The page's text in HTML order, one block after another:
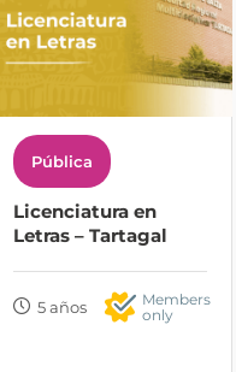
Pública
Licenciatura en
Letras – Tartagal
5 años
Members
only